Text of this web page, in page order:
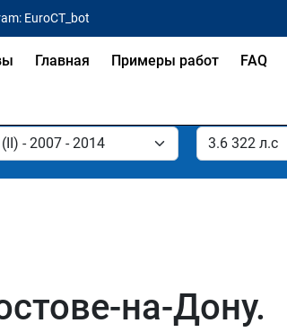
EuroCT_bot
Главная Примеры работ FAQ
на-Дону.